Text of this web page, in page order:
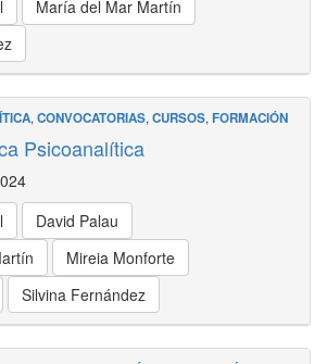
María del Mar Martín
, CONVOCATORIAS, CURSOS, FORMACIÓN
Psicoanalítica
David Palau
Mireia Monforte
Silvina Fernández